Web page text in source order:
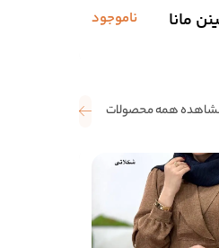
مانا ناموجود
همه محصولات